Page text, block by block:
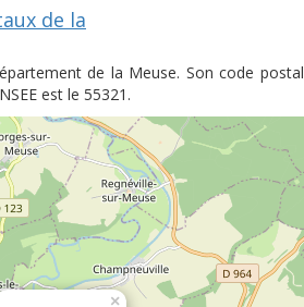
de la
de la Meuse. Son code postal
est le 55321.
×